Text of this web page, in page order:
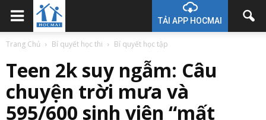
TẢI APP HOCMAI
Trang Chủ Bí quyết học thi Bí quyết học tập
Teen 2k suy ngẫm: Câu
chuyện trời mưa và
595/600 sinh viên “mất